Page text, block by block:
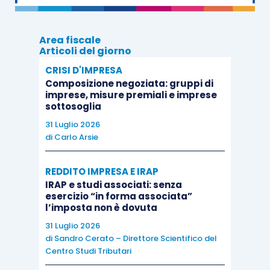
imputazione;
articolo 86, Tuir, ammette diversi criteri di
imposizione del maggior
dell’azienda, a seconda della durata del
possesso della stessa:
ammontare nell’esercizio del realizzo;
almeno tre anni: la plusvalenza può
essere rateizzata in quote costanti
nell’esercizio stesso e nei quattro
successivi, ai sensi dell’
Area fiscale
Articoli del giorno
CRISI D'IMPRESA
Composizione negoziata: gruppi di
imprese, misure premiali e imprese
sottosoglia
31 Luglio 2026
di Carlo Arsie
REDDITO IMPRESA E IRAP
IRAP e studi associati: senza
esercizio “in forma associata”
l’imposta non è dovuta
31 Luglio 2026
di Sandro Cerato – Direttore Scientifico del
Centro Studi Tributari